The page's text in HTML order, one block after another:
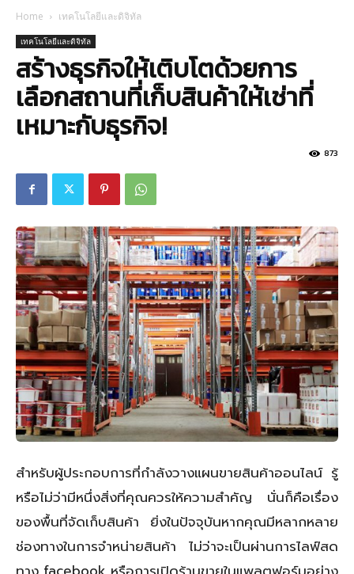
Home เทคโนโลยีและดิจิทัล
เทคโนโลยีและดิจิทัล
สร้างธุรกิจให้เติบโตด้วยการ
เลือกสถานที่เก็บสินค้าให้เช่าที่
เหมาะกับธุรกิจ!
873
สำหรับผู้ประกอบการที่กำลังวางแผนขายสินค้าออนไลน์ รู้
หรือไม่ว่ามีหนึ่งสิ่งที่คุณควรให้ความสำคัญ นั่นก็คือเรื่อง
ของพื้นที่จัดเก็บสินค้า ยิ่งในปัจจุบันหากคุณมีหลากหลาย
ช่องทางในการจำหน่ายสินค้า ไม่ว่าจะเป็นผ่านการไลฟ์สด